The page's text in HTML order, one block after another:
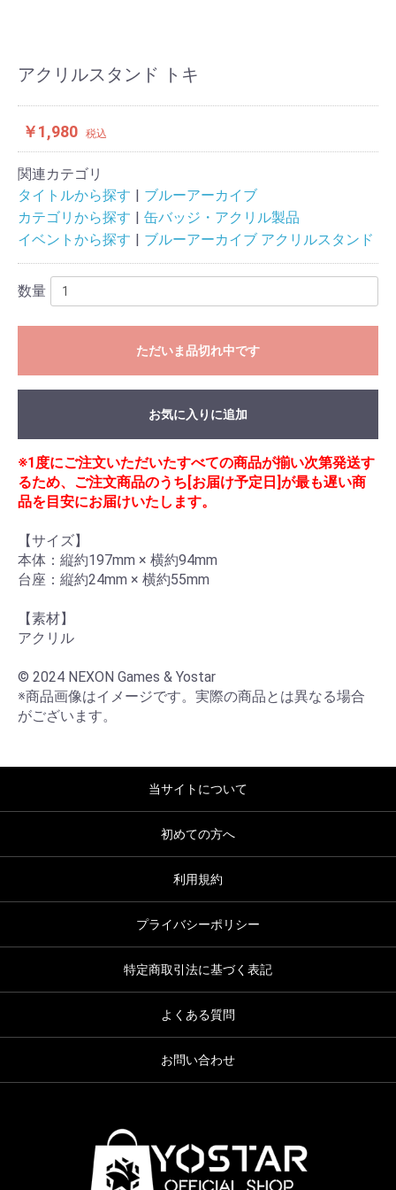
アクリルスタンド トキ
￥1,980 税込
関連カテゴリ
タイトルから探す
ブルーアーカイブ
カテゴリから探す
缶バッジ・アクリル製品
イベントから探す
ブルーアーカイブ アクリルスタンド
数量
ただいま品切れ中です
お気に入りに追加
※1度にご注文いただいたすべての商品が揃い次第発送す
るため、ご注文商品のうち[お届け予定日]が最も遅い商
品を目安にお届けいたします。
【サイズ】
本体：縦約197mm × 横約94mm
台座：縦約24mm × 横約55mm
【素材】
アクリル
© 2024 NEXON Games & Yostar
※商品画像はイメージです。実際の商品とは異なる場合
がございます。
当サイトについて
初めての方へ
利用規約
プライバシーポリシー
特定商取引法に基づく表記
よくある質問
お問い合わせ